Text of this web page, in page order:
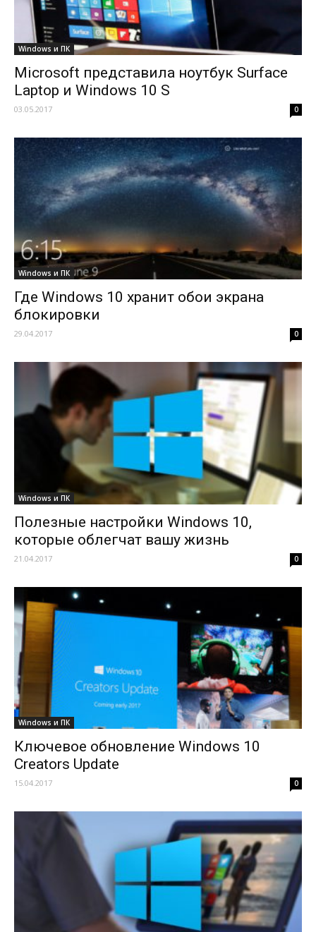
Windows и ПК
Microsoft представила ноутбук Surface
Laptop и Windows 10 S
03.05.2017 0
Windows и ПК
Где Windows 10 хранит обои экрана
блокировки
29.04.2017 0
Windows и ПК
Полезные настройки Windows 10,
которые облегчат вашу жизнь
21.04.2017 0
Windows и ПК
Ключевое обновление Windows 10
Creators Update
15.04.2017 0